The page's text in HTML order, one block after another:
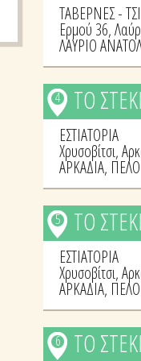
ΤΑΒΕΡΝΕΣ -
Eρμού 36,
ΛΑΥΡΙΟ
ΤΟ
4
ΕΣΤΙΑΤΟΡΙΑ
Χρυσοβίτσι,
ΑΡΚΑΔΙΑ,
ΤΟ
5
ΕΣΤΙΑΤΟΡΙΑ
Χρυσοβίτσι,
ΑΡΚΑΔΙΑ,
ΤΟ
6